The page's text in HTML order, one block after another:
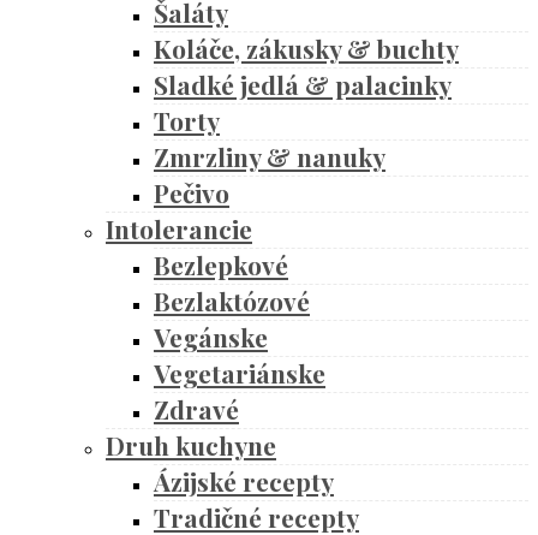
Šaláty
Koláče, zákusky & buchty
Sladké jedlá & palacinky
Torty
Zmrzliny & nanuky
Pečivo
Intolerancie
Bezlepkové
Bezlaktózové
Vegánske
Vegetariánske
Zdravé
Druh kuchyne
Ázijské recepty
Tradičné recepty